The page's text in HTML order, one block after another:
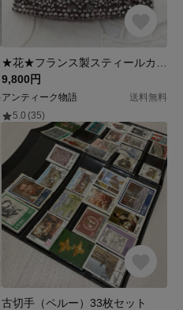
9,800円
アンティーク物語
送料無料
5.0 (35)
古切手（ペルー）33枚セット